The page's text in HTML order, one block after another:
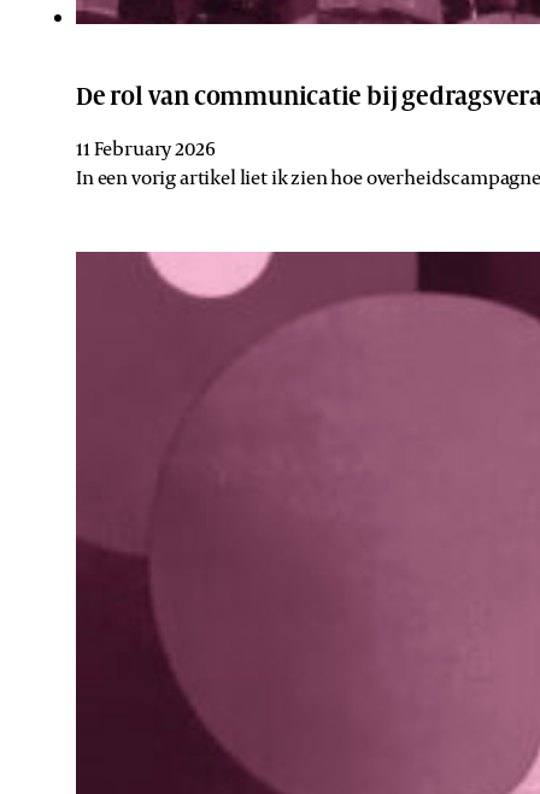
De rol van communicatie bij
11 February 2026
In een vorig artikel liet ik zien hoe